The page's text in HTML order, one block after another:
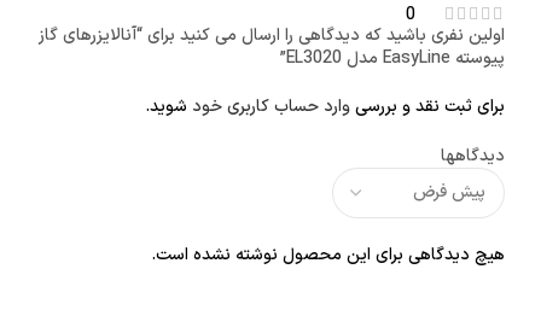
0
دیدگاهها
هیچ دیدگاهی برای این محصول نوشته نشده است.
اولین نفری باشید که دیدگاهی را ارسال می کنید برای “آنالایزرهای گاز
پیوسته EasyLine مدل EL3020”
برای ثبت نقد و بررسیوارد حساب کاربری خود شوید.